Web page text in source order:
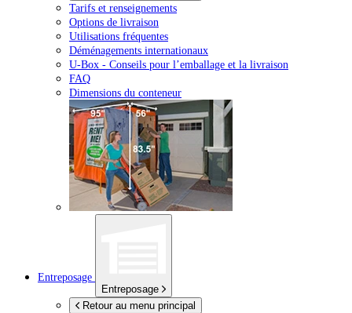
Tarifs et renseignements
Options de livraison
Utilisations fréquentes
Déménagements internationaux
U-Box - Conseils pour l’emballage et la livraison
FAQ
Dimensions du conteneur
Entreposage
Entreposage
Retour au menu principal